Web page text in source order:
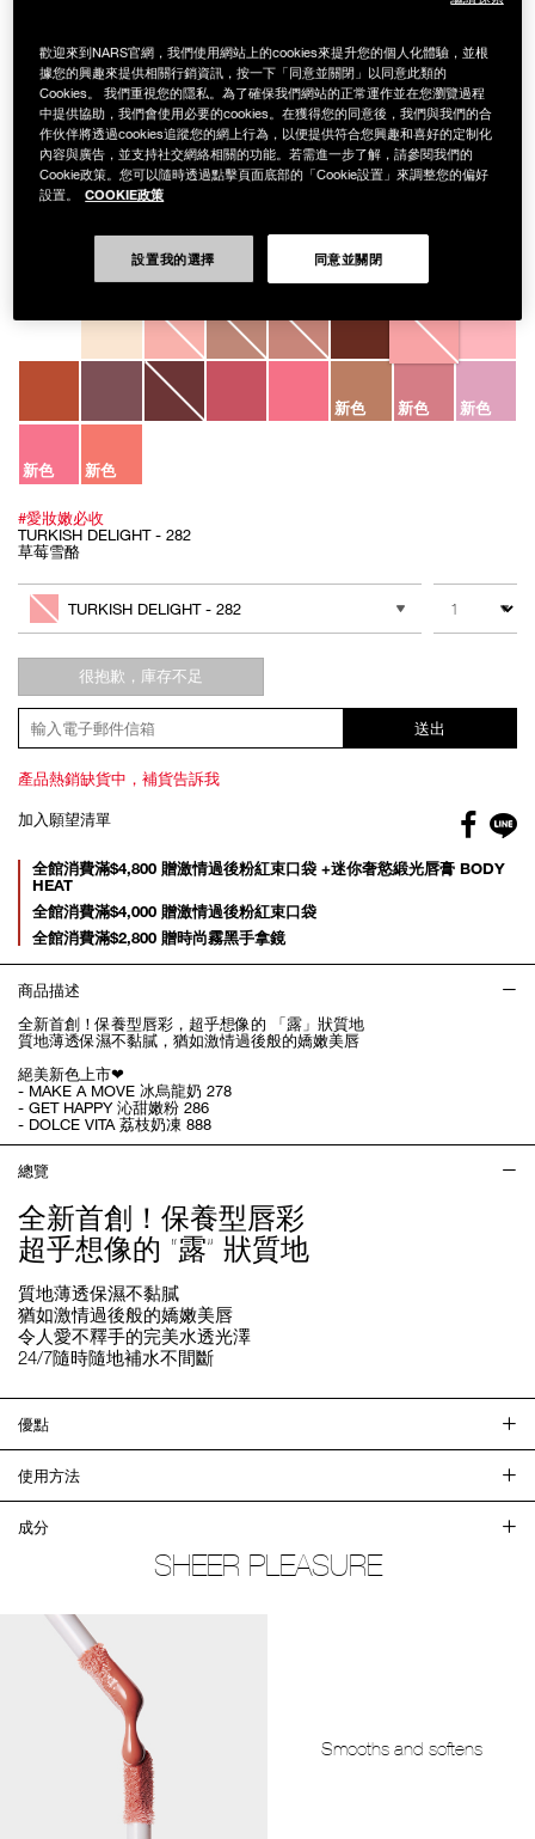
Details
/zh/
999NAC0000122
AFTERGLOW LIP SHINE
NT$1,100
新色 新色 新色
新色 新色
#愛妝嫩必收
TURKISH DELIGHT - 282
草莓雪酪
to
cart
options
Actions
其他色系
TURKISH DELIGHT - 282
數量
很抱歉，庫存不足
送出
產品熱銷缺貨中，補貨告訴我
加入願望清單
Promotions
全館消費滿$4,800 贈激情過後粉紅束口袋 +迷你奢慾緞光唇膏 BODY
HEAT
全館消費滿$4,000 贈激情過後粉紅束口袋
全館消費滿$2,800 贈時尚霧黑手拿鏡
商品描述
全新首創！保養型唇彩，超乎想像的 「露」狀質地
質地薄透保濕不黏膩，猶如激情過後般的嬌嫩美唇
絕美新色上市❤
- MAKE A MOVE 冰烏龍奶 278
- GET HAPPY 沁甜嫩粉 286
- DOLCE VITA 荔枝奶凍 888
總覽
全新首創！保養型唇彩
超乎想像的 “露” 狀質地
質地薄透保濕不黏膩
猶如激情過後般的嬌嫩美唇
令人愛不釋手的完美水透光澤
24/7隨時隨地補水不間斷
優點
使用方法
成分
SHEER PLEASURE
Smooths and softens
歡迎來到NARS官網，我們使用網站上的cookies來提升您的個人化體驗，並根
據您的興趣來提供相關行銷資訊，按一下「同意並關閉」以同意此類的
Cookies。 我們重視您的隱私。為了確保我們網站的正常運作並在您瀏覽過程
中提供協助，我們會使用必要的cookies。在獲得您的同意後，我們與我們的合
作伙伴將透過cookies追蹤您的網上行為，以便提供符合您興趣和喜好的定制化
內容與廣告，並支持社交網絡相關的功能。若需進一步了解，請參閱我們的
Cookie政策。您可以隨時透過點擊頁面底部的「Cookie設置」來調整您的偏好
設置。
COOKIE政策
設置我的選擇 同意並關閉